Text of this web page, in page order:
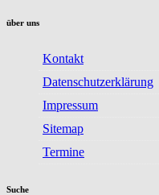
über uns
Kontakt
Datenschutzerklärung
Impressum
Sitemap
Termine
Suche